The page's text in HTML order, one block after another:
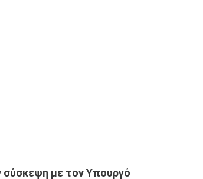
με τον Υπουργό